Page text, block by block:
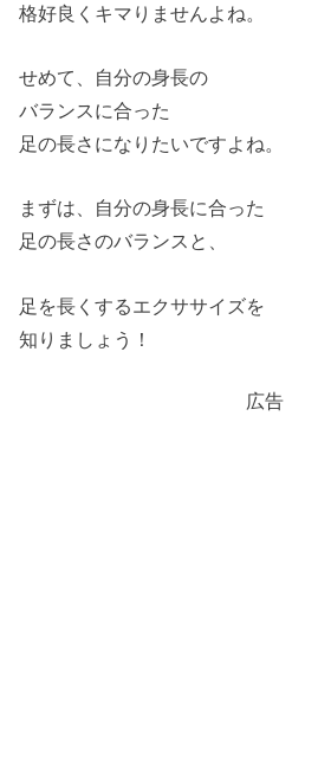
格好良くキマりませんよね。
せめて、自分の身長の
バランスに合った
足の長さになりたいですよね。
まずは、自分の身長に合った
足の長さのバランスと、
足を長くするエクササイズを
知りましょう！
広告